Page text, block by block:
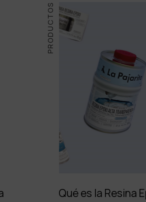
PRODUCTOS
Qué es la Resina